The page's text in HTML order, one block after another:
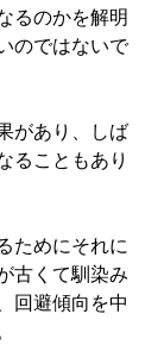
るのかを解明
のではないで
があり、しば
ることもあり
ためにそれに
古くて馴染み
回避傾向を中